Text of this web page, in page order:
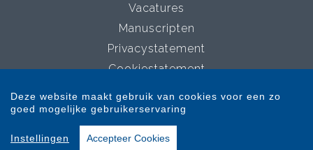
Vacatures
Manuscripten
Privacystatement
Cookiestatement
Copyright © 2007-2026 Overamstel Uitgevers - Alle rechten voorbehouden -
Ontwerp door
Deze website maakt gebruik van cookies voor een zo
goed mogelijke gebruikerservaring
Instellingen Accepteer Cookies